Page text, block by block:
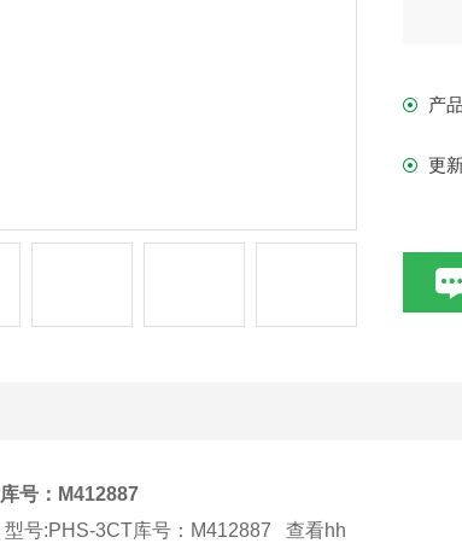
型
测
基
温
产
更
号：M412887
型号:PHS-3CT库号：M412887 查看hh